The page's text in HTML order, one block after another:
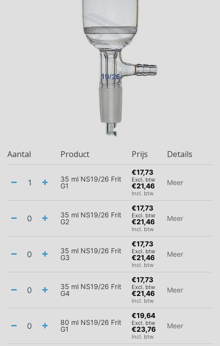
Aantal Product Prijs Details
35 ml NS19/26 Frit
G1
€17,73
Excl. btw
€21,46
Incl. btw
Meer
35 ml NS19/26 Frit
G2
€17,73
Excl. btw
€21,46
Incl. btw
Meer
35 ml NS19/26 Frit
G3
€17,73
Excl. btw
€21,46
Incl. btw
Meer
35 ml NS19/26 Frit
G4
€17,73
Excl. btw
€21,46
Incl. btw
Meer
80 ml NS19/26 Frit
G1
€19,64
Excl. btw
€23,76
Incl. btw
Meer